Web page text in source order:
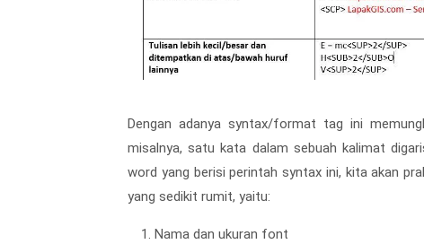
Dengan adanya syntax/format tag ini
misalnya, satu kata dalam sebuah kalimat
word yang berisi perintah syntax ini, kita akan
yang sedikit rumit, yaitu:
Nama dan ukuran font